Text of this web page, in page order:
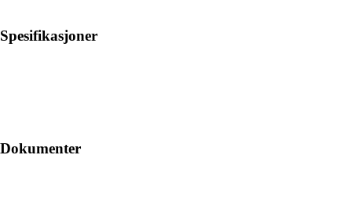
Spesifikasjoner
Dokumenter